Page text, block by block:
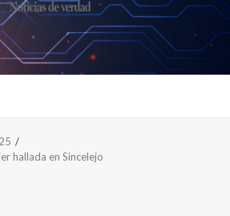
25
hallada en Sincelejo